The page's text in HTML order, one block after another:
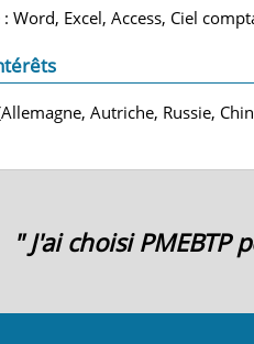
Word, Excel, Access, Ciel
Autriche, Russie,
" J'ai choisi